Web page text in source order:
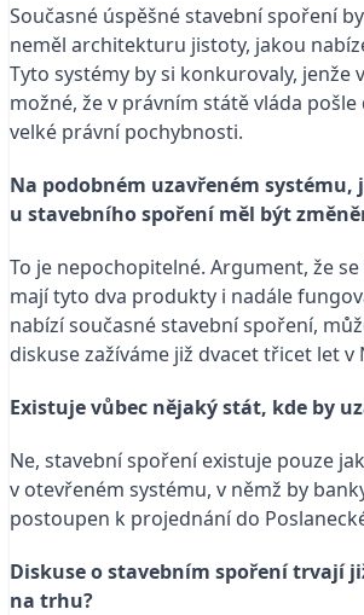
Současné úspěšné stavební spoření
neměl architekturu jistoty, jakou
Tyto systémy by si konkurovaly,
možné, že v právním státě vláda
velké právní pochybnosti.
Na podobném uzavřeném
u stavebního spoření měl být
To je nepochopitelné. Argument, že
mají tyto dva produkty i nadále
nabízí současné stavební spoření,
diskuse zažíváme již dvacet třicet let
Existuje vůbec nějaký stát, kde by
Ne, stavební spoření existuje pouze
v otevřeném systému, v němž by
postoupen k projednání do
Diskuse o stavebním spoření trvají
na trhu?